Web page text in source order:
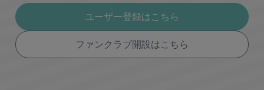
ユーザー登録はこちら
ファンクラブ開設はこちら